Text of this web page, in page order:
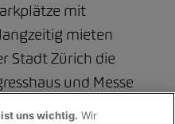
mit
mieten
Stadt Zürich die
und Messe
uns wichtig. Wir